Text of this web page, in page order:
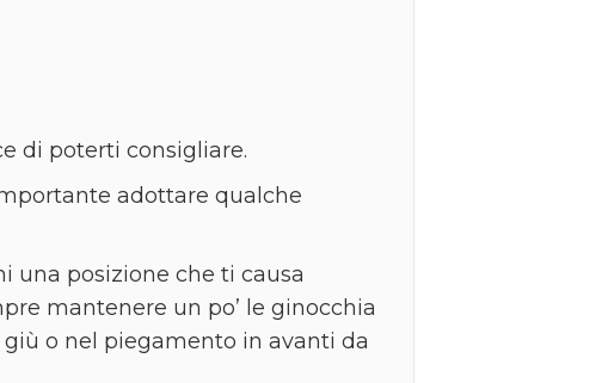
di poterti consigliare.
adottare qualche
una posizione che ti causa
mantenere un po’ le ginocchia
o nel piegamento in avanti da